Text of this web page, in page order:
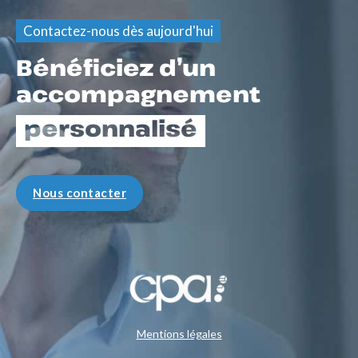
Contactez-nous dès aujourd'hui
Bénéficiez d’un
accompagnement
personnalisé
Nous contacter
Mentions légales